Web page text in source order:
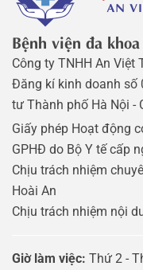
Bệnh viện đa
Công ty TNHH An Việt
Đăng kí kinh doanh số
tư Thành phố Hà Nội -
Giấy phép Hoạt động
GPHĐ do Bộ Y tế cấp
Chịu trách nhiệm
Hoài An
Chịu trách nhiệm nội
Giờ làm việc: Thứ 2 -